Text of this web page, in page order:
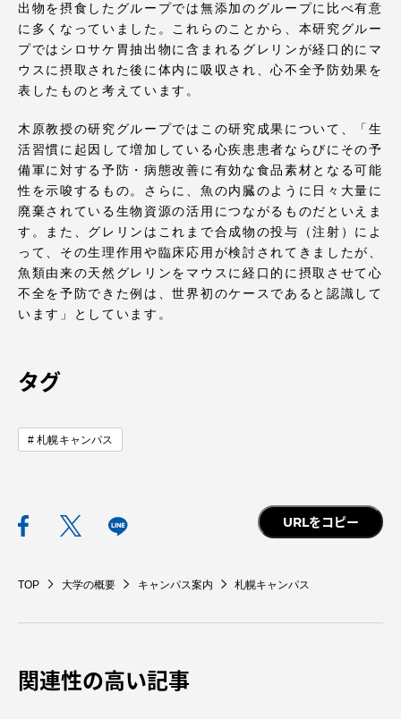
出物を摂食したグループでは無添加のグループに比べ有意
に多くなっていました。これらのことから、本研究グルー
プではシロサケ胃抽出物に含まれるグレリンが経口的にマ
ウスに摂取された後に体内に吸収され、心不全予防効果を
表したものと考えています。
木原教授の研究グループではこの研究成果について、「生
活習慣に起因して増加している心疾患患者ならびにその予
備軍に対する予防・病態改善に有効な食品素材となる可能
性を示唆するもの。さらに、魚の内臓のように日々大量に
廃棄されている生物資源の活用につながるものだといえま
す。また、グレリンはこれまで合成物の投与（注射）によ
って、その生理作用や臨床応用が検討されてきましたが、
魚類由来の天然グレリンをマウスに経口的に摂取させて心
不全を予防できた例は、世界初のケースであると認識して
います」としています。
タグ
札幌キャンパス
URLをコピー
TOP 大学の概要 キャンパス案内 札幌キャンパス
関連性の高い記事
ニュースリリース
認証評価
教育研究上の目的及び養成する人材像と３つの
ポリシー